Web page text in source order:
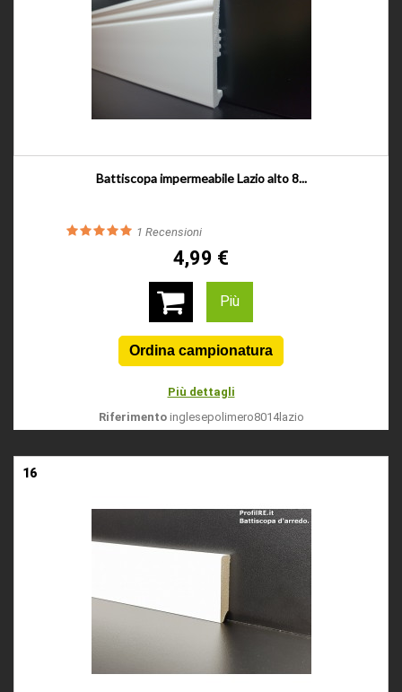
Battiscopa impermeabile Lazio alto 8...
1 Recensioni
4,99 €
Più
Più dettagli
Riferimento inglesepolimero8014lazio
16